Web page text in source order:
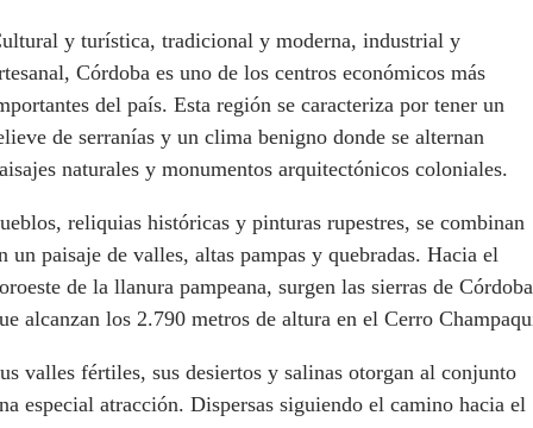
y turística, tradicional y moderna, industrial y
Córdoba es uno de los centros económicos más
del país. Esta región se caracteriza por tener un
de serranías y un clima benigno donde se alternan
naturales y monumentos arquitectónicos coloniales.
reliquias históricas y pinturas rupestres, se combinan
un paisaje de valles, altas pampas y quebradas. Hacia el
de la llanura pampeana, surgen las sierras de
alcanzan los 2.790 metros de altura en el Cerro
valles fértiles, sus desiertos y salinas otorgan al conjunto
especial atracción. Dispersas siguiendo el camino hacia el